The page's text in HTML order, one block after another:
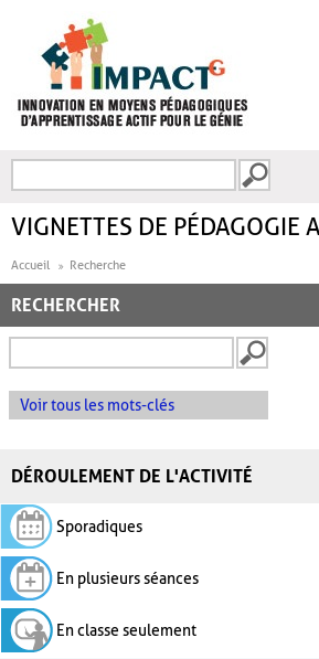
FORMULAIRE DE
VIGNETTES DE PÉDAGOGIE
Accueil Recherche
RECHERCHER
Voir tous les mots-clés
DÉROULEMENT DE L'ACTIVITÉ
Sporadiques
En plusieurs séances
En classe seulement